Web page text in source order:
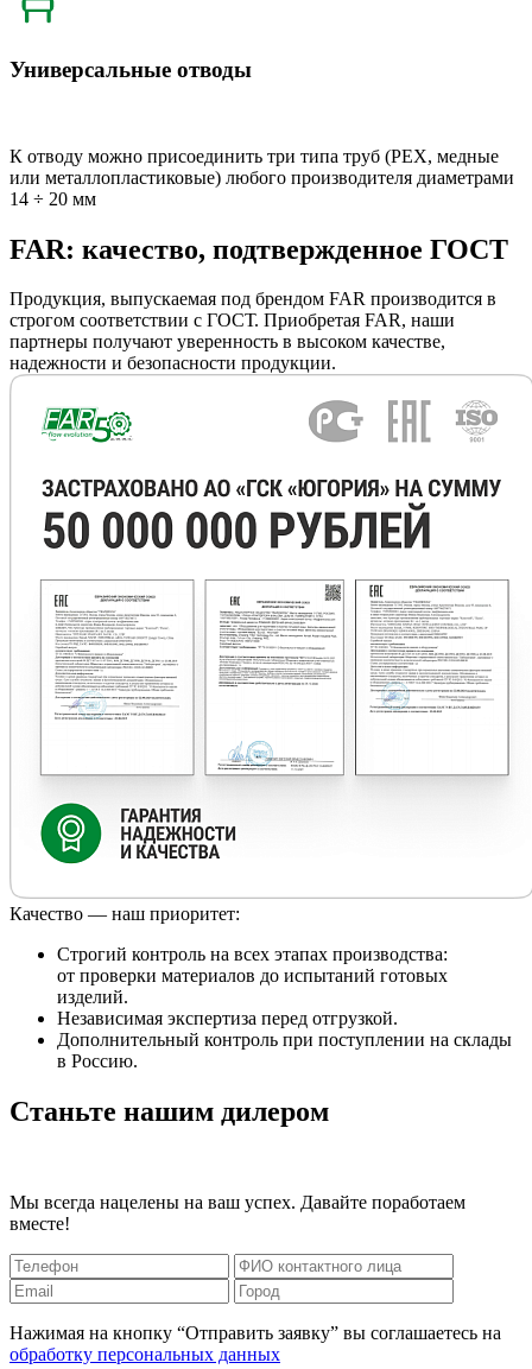
Универсальные отводы
К отводу можно присоединить три типа труб (РЕХ, медные
или металлопластиковые) любого производителя диаметрами
14 ÷ 20 мм
FAR: качество, подтвержденное ГОСТ
Продукция, выпускаемая под брендом FAR производится в
строгом соответствии с ГОСТ. Приобретая FAR, наши
партнеры получают уверенность в высоком качестве,
надежности и безопасности продукции.
Качество — наш приоритет:
Строгий контроль на всех этапах производства:
от проверки материалов до испытаний готовых
изделий.
Независимая экспертиза перед отгрузкой.
Дополнительный контроль при поступлении на склады
в Россию.
Станьте нашим дилером
Мы всегда нацелены на ваш успех. Давайте поработаем
вместе!
Нажимая на кнопку “Отправить заявку” вы соглашаетесь на
обработку персональных данных